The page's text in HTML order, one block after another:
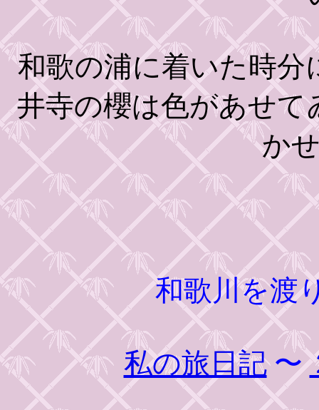
和歌の浦に着いた時分
井寺の櫻は色があせて
か
和歌川を渡
私の旅日記〜